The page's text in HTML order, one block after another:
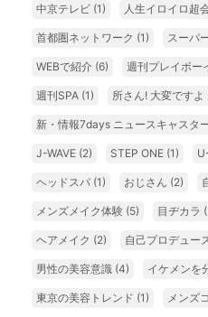
中京テレビ (1) 人生イロイロ超
首都圏ネットワーク (1) スーパ
WEBで紹介 (6) 週刊プレイボー
週刊SPA (1) 所さん! 大変ですよ
新・情報7days ニュースキャスタ
J-WAVE (2) STEP ONE (1)
ヘッドスパ (1) おじさん (2)
メンズメイク体験 (5) 目ヂカラ
ヘアメイク (2) 自己プロデュー
男性の美容意識 (4) イケメンを
東京の美容トレンド (1) メンズ